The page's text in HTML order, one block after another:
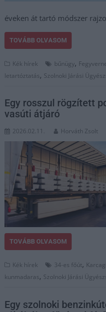
éveken át tartó módszer
TOVÁBB OLVASOM
Kék hírek bűnügy,
letartóztatás, Szolnoki Járási
Egy rosszul rögzített
vasúti átjáró
2026.02.11. Horváth Zsolt
TOVÁBB OLVASOM
Kék hírek 34-es főút,
kunmadaras, Szolnoki Járási
Egy szolnoki